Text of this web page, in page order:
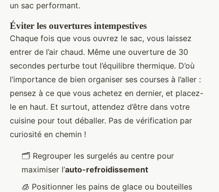
un sac performant.
Éviter les ouvertures intempestives
Chaque fois que vous ouvrez le sac, vous laissez
entrer de l’air chaud. Même une ouverture de 30
secondes perturbe tout l’équilibre thermique. D’où
l’importance de bien organiser ses courses à l’aller :
pensez à ce que vous achetez en dernier, et placez-
le en haut. Et surtout, attendez d’être dans votre
cuisine pour tout déballer. Pas de vérification par
curiosité en chemin !
🗂️ Regrouper les surgelés au centre pour
maximiser l’auto-refroidissement
🧊 Positionner les pains de glace ou bouteilles